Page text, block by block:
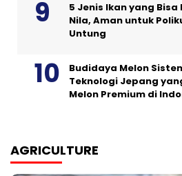
5 Jenis Ikan yang
Nila, Aman untuk
Untung
Budidaya Melon
Teknologi Jepang
Melon Premium di
AGRICULTURE